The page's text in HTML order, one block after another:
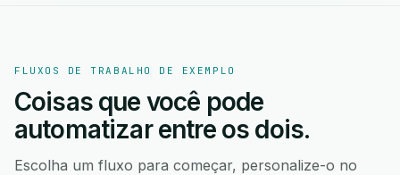
FLUXOS DE TRABALHO DE EXEMPLO
Coisas que você pode
automatizar entre os dois.
Escolha um fluxo para começar, personalize-o no